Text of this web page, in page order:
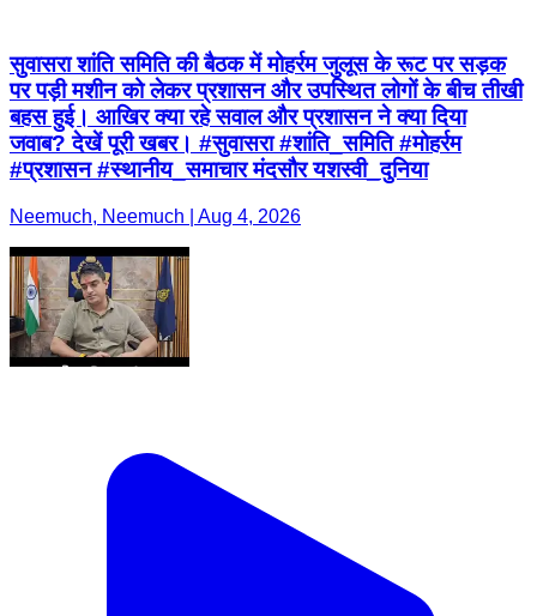
सुवासरा शांति समिति की बैठक में मोहर्रम जुलूस के रूट पर सड़क
पर पड़ी मशीन को लेकर प्रशासन और उपस्थित लोगों के बीच तीखी
बहस हुई। आखिर क्या रहे सवाल और प्रशासन ने क्या दिया
जवाब? देखें पूरी खबर। #सुवासरा #शांति_समिति #मोहर्रम
#प्रशासन #स्थानीय_समाचार मंदसौर यशस्वी_दुनिया
Neemuch, Neemuch | Aug 4, 2026